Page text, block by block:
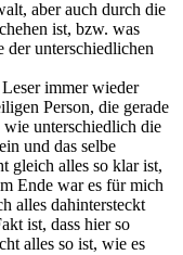
aber auch durch die
ist, bzw. was
der unterschiedlichen
immer wieder
Person, die gerade
unterschiedlich die
und das selbe
gleich alles so klar ist,
Ende war es für mich
alles dahintersteckt
ist, dass hier so
alles so ist, wie es